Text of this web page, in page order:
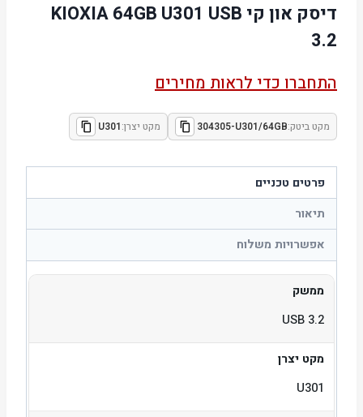
דיסק און קי KIOXIA 64GB U301 USB
3.2
התחברו כדי לראות מחירים
מקט ביטק:304305-U301/64GB מקט יצרן:U301
פרטים טכניים
תיאור
אפשרויות משלוח
ממשק
USB 3.2
מקט יצרן
U301